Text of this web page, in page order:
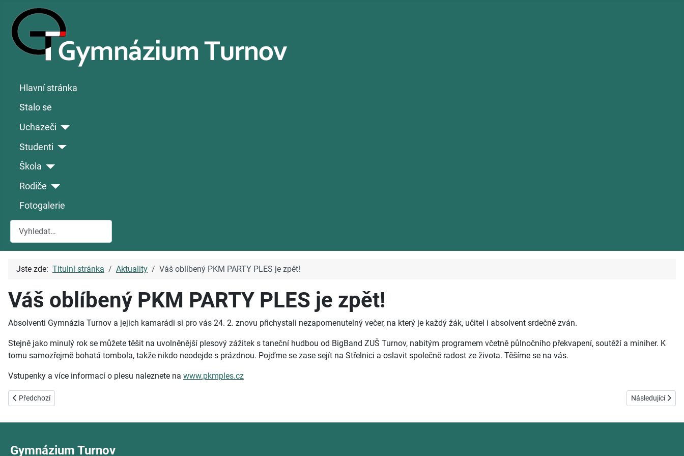
Hlavní stránka
Stalo se
Uchazeči
Studenti
Škola
Rodiče
Fotogalerie
Jste zde: Titulní stránka Aktuality Váš oblíbený PKM PARTY PLES je zpět!
Váš oblíbený PKM PARTY PLES je zpět!
Absolventi Gymnázia Turnov a jejich kamarádi si pro vás 24. 2. znovu přichystali nezapomenutelný večer, na který je každý žák, učitel i absolvent srdečně zván.
Stejně jako minulý rok se můžete těšit na uvolněnější plesový zážitek s taneční hudbou od BigBand ZUŠ Turnov, nabitým programem včetně půlnočního překvapení, soutěží a miniher. K
tomu samozřejmě bohatá tombola, takže nikdo neodejde s prázdnou. Pojďme se zase sejít na Střelnici a oslavit společně radost ze života. Těšíme se na vás.
Vstupenky a více informací o plesu naleznete na www.pkmples.cz
Předchozí článek: Kritéria přijímacího řízení 2024/2025
Předchozí Další článek:
Následující
Gymnázium Turnov